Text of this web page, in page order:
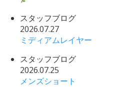
スタッフブログ
2026.07.27
ミディアムレイヤー
スタッフブログ
2026.07.25
メンズショート